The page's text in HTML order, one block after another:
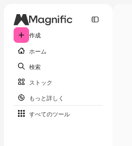
作成
ホーム
検索
ストック
もっと詳しく
すべてのツール